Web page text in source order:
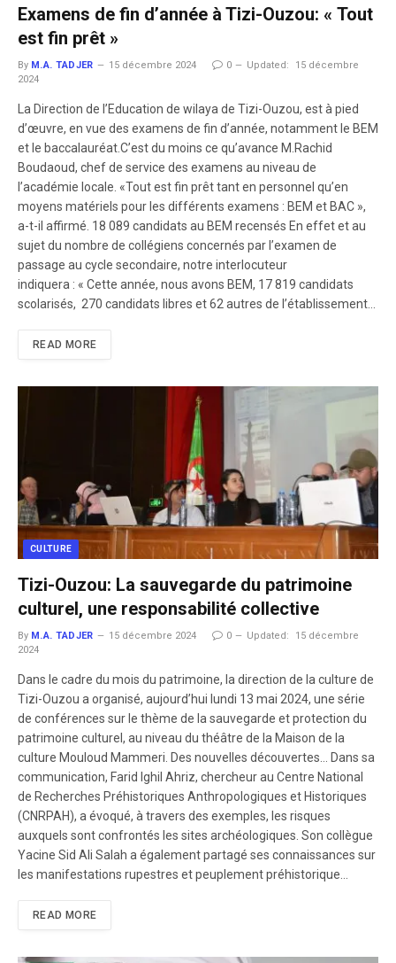
Examens de fin d’année à Tizi-Ouzou: « Tout
est fin prêt »
By M.A. TADJER 15 décembre 2024 0 Updated:
15 décembre
2024
La Direction de l’Education de wilaya de Tizi-Ouzou, est à pied
d’œuvre, en vue des examens de fin d’année, notamment le BEM
et le baccalauréat.C’est du moins ce qu’avance M.Rachid
Boudaoud, chef de service des examens au niveau de
l’académie locale. «Tout est fin prêt tant en personnel qu’en
moyens matériels pour les différents examens : BEM et BAC »,
a-t-il affirmé. 18 089 candidats au BEM recensés En effet et au
sujet du nombre de collégiens concernés par l’examen de
passage au cycle secondaire, notre interlocuteur
indiquera : « Cette année, nous avons BEM, 17 819 candidats
scolarisés, 270 candidats libres et 62 autres de l’établissement…
READ MORE
CULTURE
Tizi-Ouzou: La sauvegarde du patrimoine
culturel, une responsabilité collective
By M.A. TADJER 15 décembre 2024 0 Updated:
15 décembre
2024
Dans le cadre du mois du patrimoine, la direction de la culture de
Tizi-Ouzou a organisé, aujourd’hui lundi 13 mai 2024, une série
de conférences sur le thème de la sauvegarde et protection du
patrimoine culturel, au niveau du théâtre de la Maison de la
culture Mouloud Mammeri. Des nouvelles découvertes… Dans sa
communication, Farid Ighil Ahriz, chercheur au Centre National
de Recherches Préhistoriques Anthropologiques et Historiques
(CNRPAH), a évoqué, à travers des exemples, les risques
auxquels sont confrontés les sites archéologiques. Son collègue
Yacine Sid Ali Salah a également partagé ses connaissances sur
les manifestations rupestres et peuplement préhistorique…
READ MORE